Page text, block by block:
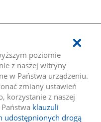
poziomie
z naszej witryny
w Państwa urządzeniu.
zmiany ustawień
korzystanie z naszej
klauzuli
udostępnionych drogą